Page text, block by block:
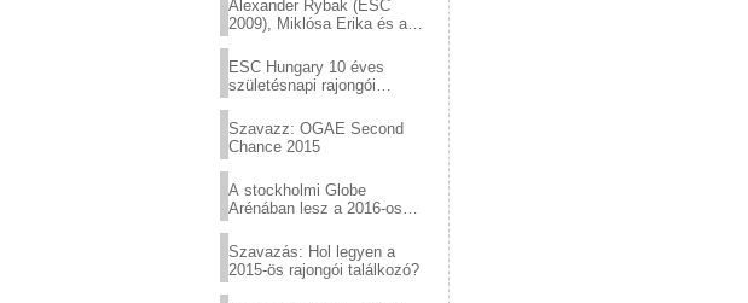
Alexander Rybak (ESC
2009), Miklósa Erika és a
sztárjai a Margitszigeten
ESC Hungary 10 éves
születésnapi rajongói
Szavazz: OGAE Second
Chance 2015
A stockholmi Globe
Arénában lesz a 2016-os
Szavazás: Hol legyen a
2015-ös rajongói találkozó?